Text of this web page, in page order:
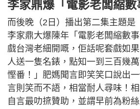
李家鼎爆「電影老闆縮數
而後晚（2日）播出第二集主題是
李家鼎大爆陳年「電影老闆縮數
戲台灣老細開嘅，佢話呢套戲如
人送一隻名錶，點知一到三百幾
慳番！」肥媽聞言即笑笑口說出
言則笑而不語，相當耐人尋味！
自言最叻𢱑贊助，並謂早前為粉